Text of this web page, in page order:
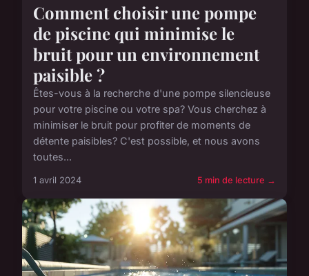
Comment choisir une pompe
de piscine qui minimise le
bruit pour un environnement
paisible ?
Êtes-vous à la recherche d'une pompe silencieuse
pour votre piscine ou votre spa? Vous cherchez à
minimiser le bruit pour profiter de moments de
détente paisibles? C'est possible, et nous avons
toutes...
1 avril 2024 5 min de lecture →